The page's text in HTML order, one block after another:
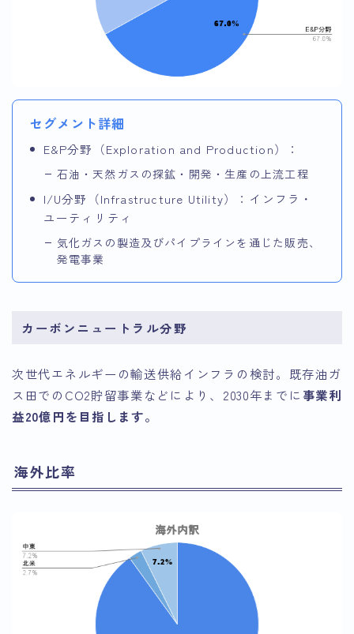
セグメント詳細
E&P分野（Exploration and Production）：
石油・天然ガスの探鉱・開発・生産の上流工程
I/U分野（Infrastructure Utility）：インフラ・
ユーティリティ
気化ガスの製造及びパイプラインを通じた販売、
発電事業
カーボンニュートラル分野
次世代エネルギーの輸送供給インフラの検討。既存油ガ
ス田でのCO2貯留事業などにより、2030年までに事業利
益20億円を目指します。
海外比率